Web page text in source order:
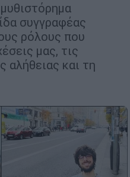
συγγραφέας
ρόλους που
μας, τις
αλήθειας και τη